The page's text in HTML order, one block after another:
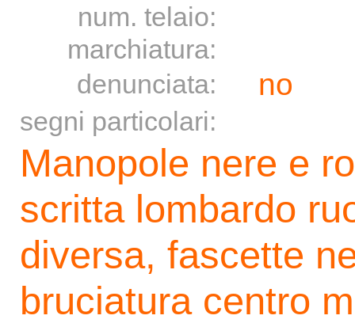
num. telaio:
marchiatura:
denunciata:
no
segni particolari:
Manopole nere e
scritta lombardo
diversa, fascette
bruciatura centro